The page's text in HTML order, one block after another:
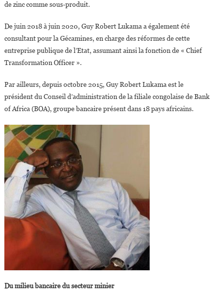
de zinc comme sous-produit.
De juin 2018 à juin 2020, Guy Robert Lukama a également été
consultant pour la Gécamines, en charge des réformes de cette
entreprise publique de l’Etat, assumant ainsi la fonction de « Chief
Transformation Officer ».
Par ailleurs, depuis octobre 2015, Guy Robert Lukama est le
président du Conseil d’administration de la filiale congolaise de Bank
of Africa (BOA), groupe bancaire présent dans 18 pays africains.
Du milieu bancaire du secteur minier